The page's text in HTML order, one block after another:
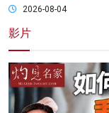
2026-08-04
影片